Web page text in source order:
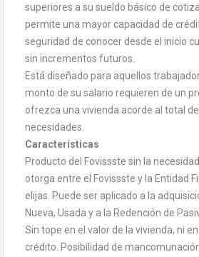
superiores a su sueldo básico de
permite una mayor capacidad de
seguridad de conocer desde el inicio
sin incrementos futuros.
Está diseñado para aquellos
monto de su salario requieren de un
ofrezca una vivienda acorde al total
necesidades.
Características
Producto del Fovissste sin la
otorga entre el Fovissste y la Entidad
elijas. Puede ser aplicado a la
Nueva, Usada y a la Redención de
Sin tope en el valor de la vivienda, ni
crédito. Posibilidad de